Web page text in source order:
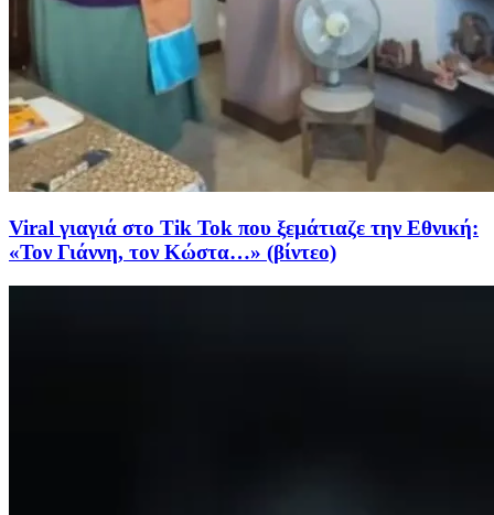
Viral γιαγιά στο Tik Tok που ξεμάτιαζε την Εθνική:
«Τον Γιάννη, τον Κώστα…» (βίντεο)